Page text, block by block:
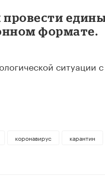
провести
формате.
ситуации с
коронавирус карантин